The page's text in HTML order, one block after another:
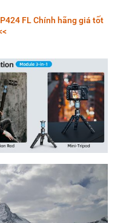
FL Chính hãng giá tốt